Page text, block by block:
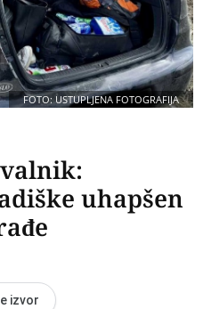
FOTO: USTUPLJENA FOTOGRAFIJA
uhapšen
izvor